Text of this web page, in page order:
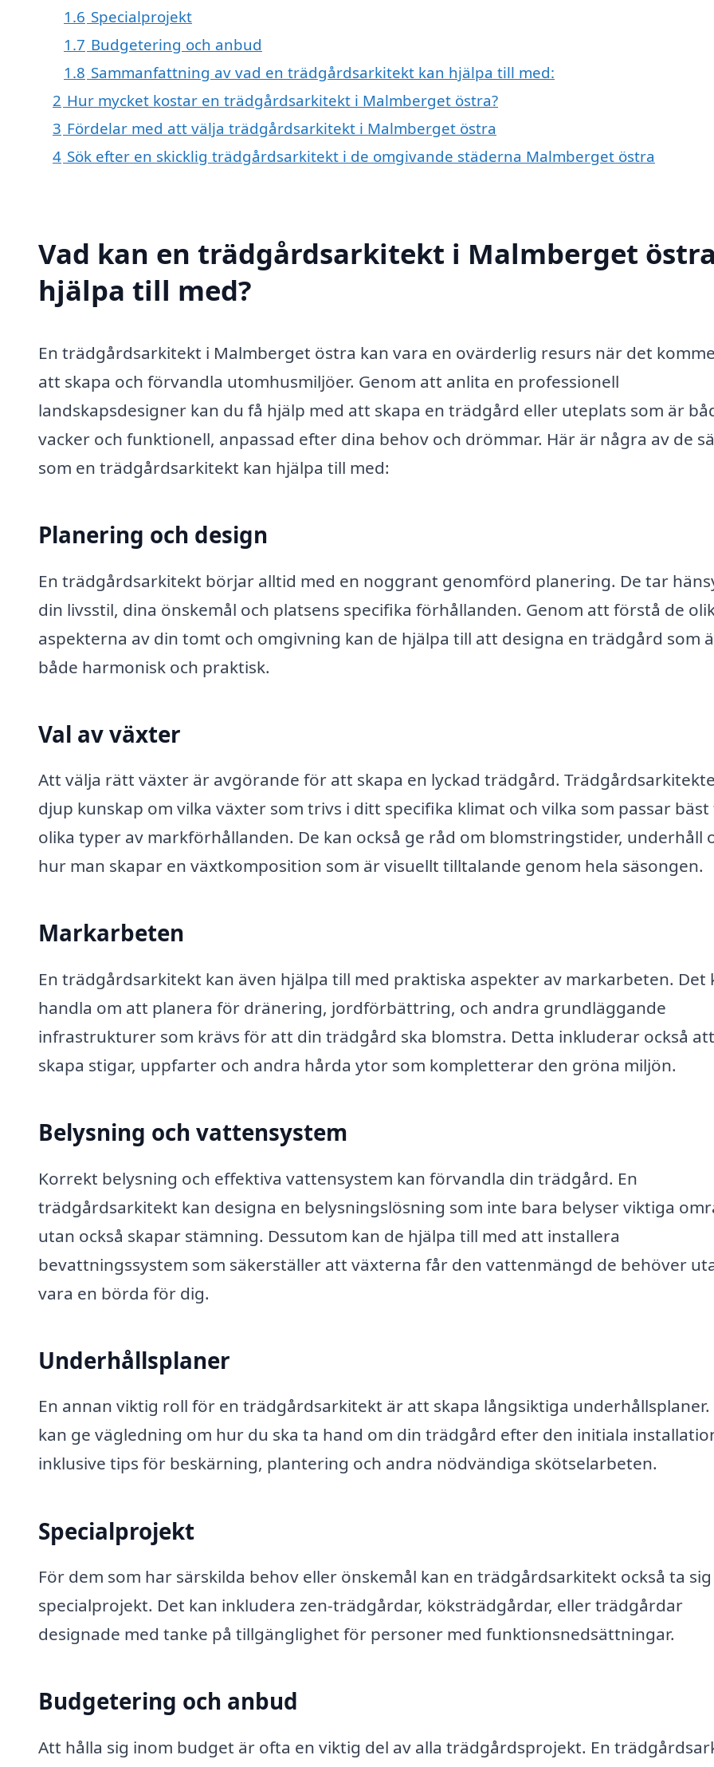
1.6 Specialprojekt
1.7 Budgetering och anbud
1.8 Sammanfattning av vad en trädgårdsarkitekt kan hjälpa till med:
2 Hur mycket kostar en trädgårdsarkitekt i Malmberget östra?
3 Fördelar med att välja trädgårdsarkitekt i Malmberget östra
4 Sök efter en skicklig trädgårdsarkitekt i de omgivande städerna Malmberget östra
Vad kan en trädgårdsarkitekt i Malmberget
hjälpa till med?
En trädgårdsarkitekt i Malmberget östra kan vara en ovärderlig resurs när det
att skapa och förvandla utomhusmiljöer. Genom att anlita en professionell
landskapsdesigner kan du få hjälp med att skapa en trädgård eller uteplats som är
vacker och funktionell, anpassad efter dina behov och drömmar. Här är några av de
som en trädgårdsarkitekt kan hjälpa till med:
Planering och design
En trädgårdsarkitekt börjar alltid med en noggrant genomförd planering. De tar
din livsstil, dina önskemål och platsens specifika förhållanden. Genom att förstå de
aspekterna av din tomt och omgivning kan de hjälpa till att designa en trädgård som
både harmonisk och praktisk.
Val av växter
Att välja rätt växter är avgörande för att skapa en lyckad trädgård.
djup kunskap om vilka växter som trivs i ditt specifika klimat och vilka som passar
olika typer av markförhållanden. De kan också ge råd om blomstringstider, underhåll
hur man skapar en växtkomposition som är visuellt tilltalande genom hela säsongen.
Markarbeten
En trädgårdsarkitekt kan även hjälpa till med praktiska aspekter av markarbeten. Det
handla om att planera för dränering, jordförbättring, och andra grundläggande
infrastrukturer som krävs för att din trädgård ska blomstra. Detta inkluderar också att
skapa stigar, uppfarter och andra hårda ytor som kompletterar den gröna miljön.
Belysning och vattensystem
Korrekt belysning och effektiva vattensystem kan förvandla din trädgård. En
trädgårdsarkitekt kan designa en belysningslösning som inte bara belyser viktiga
utan också skapar stämning. Dessutom kan de hjälpa till med att installera
bevattningssystem som säkerställer att växterna får den vattenmängd de behöver
vara en börda för dig.
Underhållsplaner
En annan viktig roll för en trädgårdsarkitekt är att skapa långsiktiga underhållsplaner.
kan ge vägledning om hur du ska ta hand om din trädgård efter den initiala
inklusive tips för beskärning, plantering och andra nödvändiga skötselarbeten.
Specialprojekt
För dem som har särskilda behov eller önskemål kan en trädgårdsarkitekt också ta
specialprojekt. Det kan inkludera zen-trädgårdar, köksträdgårdar, eller trädgårdar
designade med tanke på tillgänglighet för personer med funktionsnedsättningar.
Budgetering och anbud
Att hålla sig inom budget är ofta en viktig del av alla trädgårdsprojekt. En